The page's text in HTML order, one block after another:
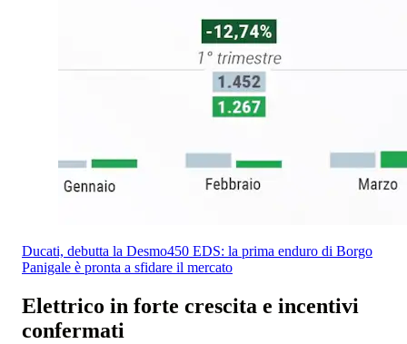
Ducati, debutta la Desmo450 EDS: la prima enduro di Borgo
Panigale è pronta a sfidare il mercato
Elettrico in forte crescita e incentivi
confermati